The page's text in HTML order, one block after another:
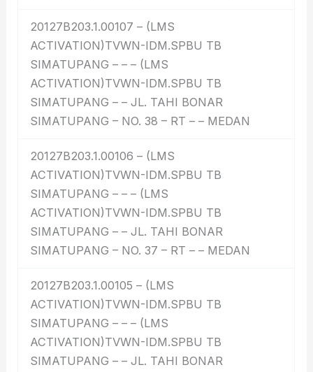
20127B203.1.00107 – (LMS
ACTIVATION)TVWN-IDM.SPBU TB
SIMATUPANG – – – (LMS
ACTIVATION)TVWN-IDM.SPBU TB
SIMATUPANG – – JL. TAHI BONAR
SIMATUPANG – NO. 38 – RT – – MEDAN
20127B203.1.00106 – (LMS
ACTIVATION)TVWN-IDM.SPBU TB
SIMATUPANG – – – (LMS
ACTIVATION)TVWN-IDM.SPBU TB
SIMATUPANG – – JL. TAHI BONAR
SIMATUPANG – NO. 37 – RT – – MEDAN
20127B203.1.00105 – (LMS
ACTIVATION)TVWN-IDM.SPBU TB
SIMATUPANG – – – (LMS
ACTIVATION)TVWN-IDM.SPBU TB
SIMATUPANG – – JL. TAHI BONAR